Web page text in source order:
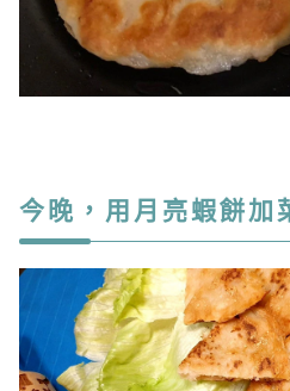
今晚，用月亮蝦餅加